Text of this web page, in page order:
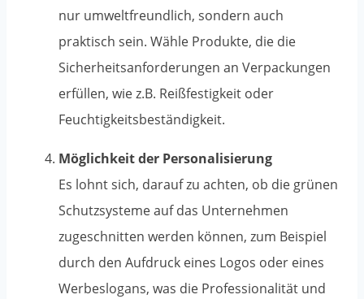
nur umweltfreundlich, sondern auch
praktisch sein. Wähle Produkte, die die
Sicherheitsanforderungen an Verpackungen
erfüllen, wie z.B. Reißfestigkeit oder
Feuchtigkeitsbeständigkeit.
Möglichkeit der Personalisierung
Es lohnt sich, darauf zu achten, ob die grünen
Schutzsysteme auf das Unternehmen
zugeschnitten werden können, zum Beispiel
durch den Aufdruck eines Logos oder eines
Werbeslogans, was die Professionalität und